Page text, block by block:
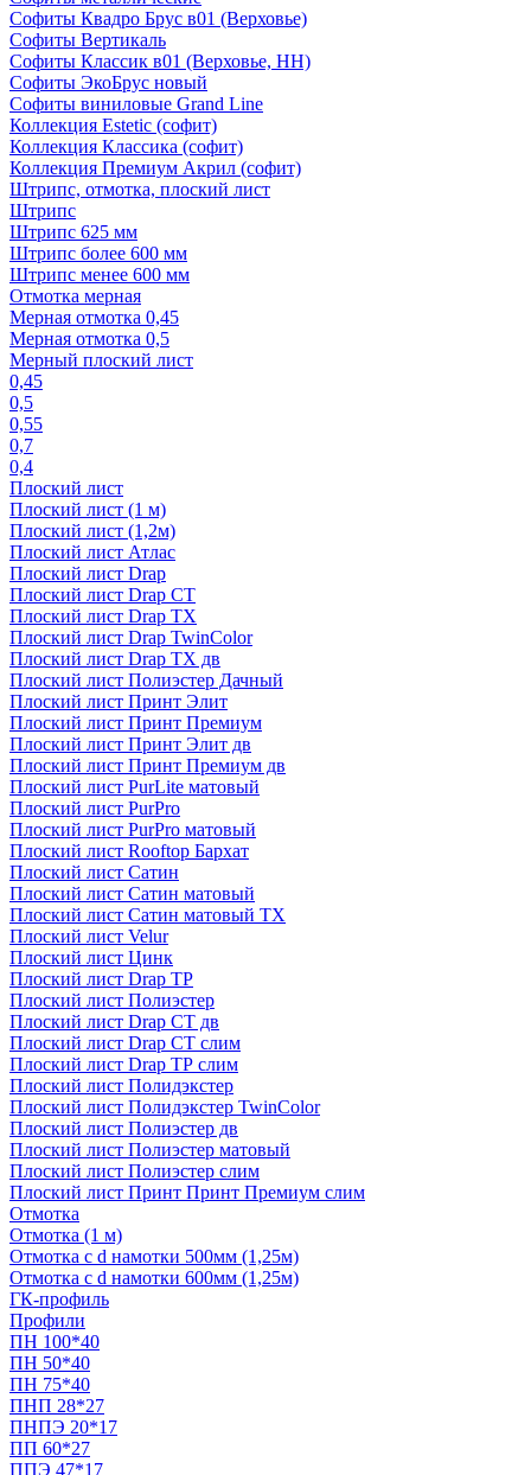
Софиты Квадро Брус в01 (Верховье)
Софиты Вертикаль
Софиты Классик в01 (Верховье, НН)
Софиты ЭкоБрус новый
Софиты виниловые Grand Line
Коллекция Estetic (софит)
Коллекция Классика (софит)
Коллекция Премиум Акрил (софит)
Штрипс, отмотка, плоский лист
Штрипс
Штрипс 625 мм
Штрипс более 600 мм
Штрипс менее 600 мм
Отмотка мерная
Мерная отмотка 0,45
Мерная отмотка 0,5
Мерный плоский лист
0,45
0,5
0,55
0,7
0,4
Плоский лист
Плоский лист (1 м)
Плоский лист (1,2м)
Плоский лист Атлас
Плоский лист Drap
Плоский лист Drap СТ
Плоский лист Drap TX
Плоский лист Drap TwinColor
Плоский лист Drap ТХ дв
Плоский лист Полиэстер Дачный
Плоский лист Принт Элит
Плоский лист Принт Премиум
Плоский лист Принт Элит дв
Плоский лист Принт Премиум дв
Плоский лист PurLite матовый
Плоский лист PurPro
Плоский лист PurPro матовый
Плоский лист Rooftop Бархат
Плоский лист Сатин
Плоский лист Сатин матовый
Плоский лист Сатин матовый TX
Плоский лист Velur
Плоский лист Цинк
Плоский лист Drap ТР
Плоский лист Полиэстер
Плоский лист Drap СТ дв
Плоский лист Drap СТ слим
Плоский лист Drap ТР слим
Плоский лист Полидэкстер
Плоский лист Полидэкстер TwinColor
Плоский лист Полиэстер дв
Плоский лист Полиэстер матовый
Плоский лист Полиэстер слим
Плоский лист Принт Принт Премиум слим
Отмотка
Отмотка (1 м)
Отмотка с d намотки 500мм (1,25м)
Отмотка с d намотки 600мм (1,25м)
ГК-профиль
Профили
ПН 100*40
ПН 50*40
ПН 75*40
ПНП 28*27
ПНПЭ 20*17
ПП 60*27
ППЭ 47*17